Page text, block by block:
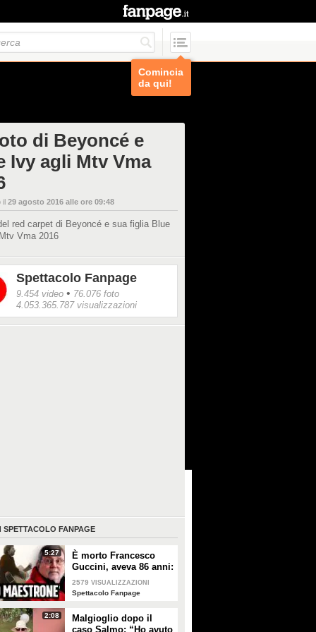
Comincia
da qui!
di Beyoncé e
Ivy agli Mtv Vma
il 29 agosto 2016 alle ore 09:48
red carpet di Beyoncé e sua figlia Blue
Vma 2016
Spettacolo Fanpage
9.454 video • 76.076 foto
4.053.365.787 visualizzazioni
SPETTACOLO FANPAGE
5:27
È morto Francesco
Guccini, aveva 86 anni:
è stato uno dei
cantautori più
2579 VISUALIZZAZIONI
Spettacolo Fanpage
2:08
Malgioglio dopo il
caso Salmo: “Ho avuto